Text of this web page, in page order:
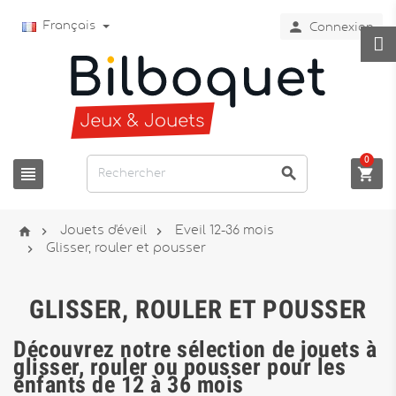
Français  Connexion
  
0
  Jouets d'éveil  Eveil 12-36 mois
 Glisser, rouler et pousser
GLISSER, ROULER ET POUSSER
Découvrez notre sélection de jouets à
glisser, rouler ou pousser pour les
enfants de 12 à 36 mois